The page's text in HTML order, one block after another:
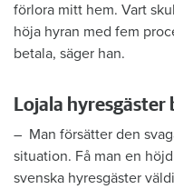
förlora mitt hem. Vart
höja hyran med fem
betala, säger han.
Lojala hyresgäster
– Man försätter den
situation. Få man en
svenska hyresgäster